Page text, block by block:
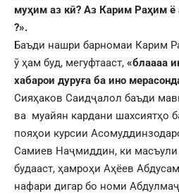
муҳим аз кӣ? Аз Карим Раҳим ё
?».
Баъди нашри барномаи Карим
ӯ ҳам буд, мегуфтааст, «блаааа
хабарои дуруға ба ино
Сияҳаков Саидҷалол баъди
ва муайян кардани шахсиятҳо
пояҳои курсии
Самиев Наҷмиддин, ки
будааст, ҳамроҳи Аҳёев
нафари дигар бо номи